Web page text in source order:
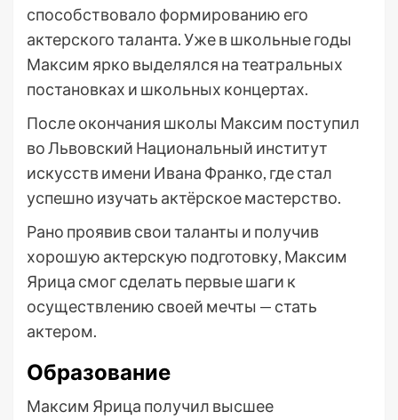
способствовало формированию его
актерского таланта. Уже в школьные годы
Максим ярко выделялся на театральных
постановках и школьных концертах.
После окончания школы Максим поступил
во Львовский Национальный институт
искусств имени Ивана Франко, где стал
успешно изучать актёрское мастерство.
Рано проявив свои таланты и получив
хорошую актерскую подготовку, Максим
Ярица смог сделать первые шаги к
осуществлению своей мечты — стать
актером.
Образование
Максим Ярица получил высшее